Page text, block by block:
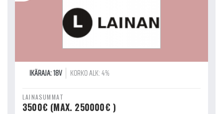
IKÄRAJA: 18V KORKO ALK: 4%
LAINASUMMAT
3500€ (MAX. 250000€ )